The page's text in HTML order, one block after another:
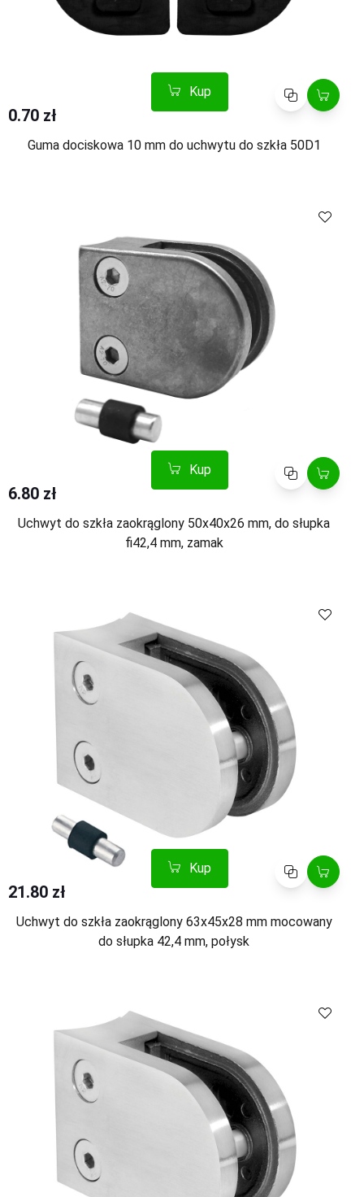
Kup Porównaj
0.70 zł
Guma dociskowa 10 mm do uchwytu do szkła 50D1
Kup Porównaj
6.80 zł
Uchwyt do szkła zaokrąglony 50x40x26 mm, do słupka
fi42,4 mm, zamak
Kup Porównaj
21.80 zł
Uchwyt do szkła zaokrąglony 63x45x28 mm mocowany
do słupka 42,4 mm, połysk